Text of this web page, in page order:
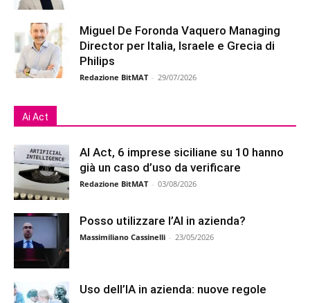
Miguel De Foronda Vaquero Managing
Director per Italia, Israele e Grecia di
Philips
Redazione BitMAT - 29/07/2026
Ai Act
AI Act, 6 imprese siciliane su 10 hanno
già un caso d’uso da verificare
Redazione BitMAT - 03/08/2026
Posso utilizzare l’AI in azienda?
Massimiliano Cassinelli - 23/05/2026
Uso dell’IA in azienda: nuove regole